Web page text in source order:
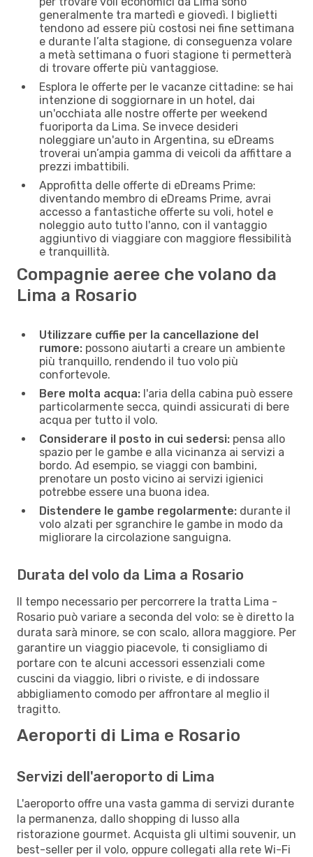
generalmente tra martedì e giovedì. I biglietti
tendono ad essere più costosi nei fine settimana
e durante l’alta stagione, di conseguenza volare
a metà settimana o fuori stagione ti permetterà
di trovare offerte più vantaggiose.
Esplora le offerte per le vacanze cittadine: se hai
intenzione di soggiornare in un hotel, dai
un'occhiata alle nostre offerte per weekend
fuoriporta da Lima. Se invece desideri
noleggiare un'auto in Argentina, su eDreams
troverai un’ampia gamma di veicoli da affittare a
prezzi imbattibili.
Approfitta delle offerte di eDreams Prime:
diventando membro di eDreams Prime, avrai
accesso a fantastiche offerte su voli, hotel e
noleggio auto tutto l'anno, con il vantaggio
aggiuntivo di viaggiare con maggiore flessibilità
e tranquillità.
Compagnie aeree che volano da
Lima a Rosario
Utilizzare cuffie per la cancellazione del
rumore: possono aiutarti a creare un ambiente
più tranquillo, rendendo il tuo volo più
confortevole.
Bere molta acqua: l'aria della cabina può essere
particolarmente secca, quindi assicurati di bere
acqua per tutto il volo.
Considerare il posto in cui sedersi: pensa allo
spazio per le gambe e alla vicinanza ai servizi a
bordo. Ad esempio, se viaggi con bambini,
prenotare un posto vicino ai servizi igienici
potrebbe essere una buona idea.
Distendere le gambe regolarmente: durante il
volo alzati per sgranchire le gambe in modo da
migliorare la circolazione sanguigna.
Durata del volo da Lima a Rosario
Il tempo necessario per percorrere la tratta Lima -
Rosario può variare a seconda del volo: se è diretto la
durata sarà minore, se con scalo, allora maggiore. Per
garantire un viaggio piacevole, ti consigliamo di
portare con te alcuni accessori essenziali come
cuscini da viaggio, libri o riviste, e di indossare
abbigliamento comodo per affrontare al meglio il
tragitto.
Aeroporti di Lima e Rosario
Servizi dell'aeroporto di Lima
L'aeroporto offre una vasta gamma di servizi durante
la permanenza, dallo shopping di lusso alla
ristorazione gourmet. Acquista gli ultimi souvenir, un
best-seller per il volo, oppure collegati alla rete Wi-Fi